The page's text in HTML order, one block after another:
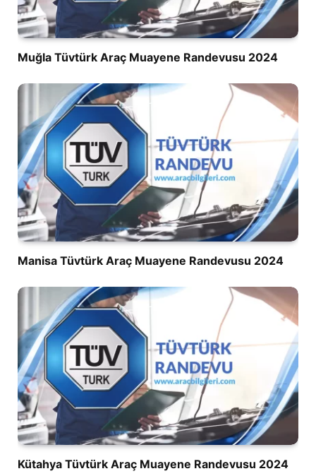
Muğla Tüvtürk Araç Muayene Randevusu 2024
Manisa Tüvtürk Araç Muayene Randevusu 2024
Kütahya Tüvtürk Araç Muayene Randevusu 2024